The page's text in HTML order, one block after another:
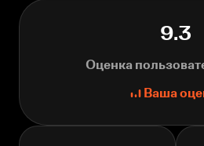
9.3
Оценка
Ваша